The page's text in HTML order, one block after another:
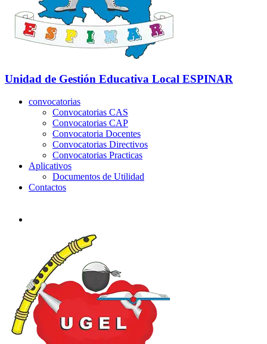
Unidad de Gestión Educativa Local ESPINAR
convocatorias
Convocatorias CAS
Convocatorias CAP
Convocatoria Docentes
Convocatorias Directivos
Convocatorias Practicas
Aplicativos
Documentos de Utilidad
Contactos